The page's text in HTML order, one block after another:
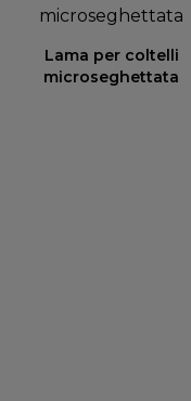
Lama per coltelli
microseghettata